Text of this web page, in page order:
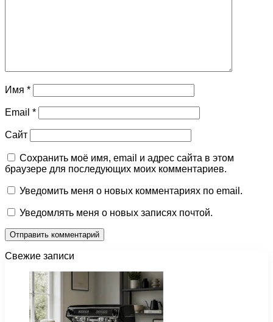
Имя *
Email *
Сайт
Сохранить моё имя, email и адрес сайта в этом
браузере для последующих моих комментариев.
Уведомить меня о новых комментариях по email.
Уведомлять меня о новых записях почтой.
Свежие записи